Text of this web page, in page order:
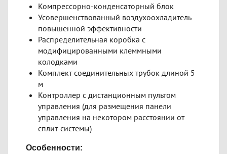
Компрессорно-конденсаторный блок
Усовершенствованный воздухоохладитель
повышенной эффективности
Распределительная коробка с
модифицированными клеммными
колодками
Комплект соединительных трубок длиной 5
м
Контроллер с дистанционным пультом
управления (для размещения панели
управления на некотором расстоянии от
сплит-системы)
Особенности: